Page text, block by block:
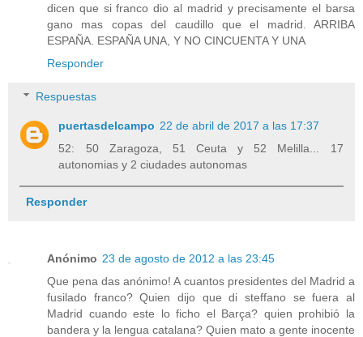
dicen que si franco dio al madrid y precisamente el barsa
gano mas copas del caudillo que el madrid. ARRIBA
ESPAÑA. ESPAÑA UNA, Y NO CINCUENTA Y UNA
Responder
Respuestas
puertasdelcampo 22 de abril de 2017 a las 17:37
52: 50 Zaragoza, 51 Ceuta y 52 Melilla... 17
autonomias y 2 ciudades autonomas
Responder
Anónimo 23 de agosto de 2012 a las 23:45
Que pena das anónimo! A cuantos presidentes del Madrid a
fusilado franco? Quien dijo que di steffano se fuera al
Madrid cuando este lo ficho el Barça? quien prohibió la
bandera y la lengua catalana? Quien mato a gente inocente